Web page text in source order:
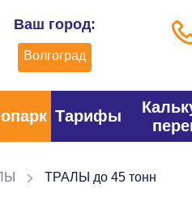
Ваш город:
Волгоград
Тарифы
ТРАЛЫ до 45 тонн